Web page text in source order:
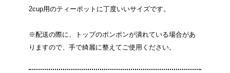
2cup用のティーポットに丁度いいサイズです。
※配送の際に、トップのポンポンが潰れている場合があ
りますので、手で綺麗に整えてご使用ください。